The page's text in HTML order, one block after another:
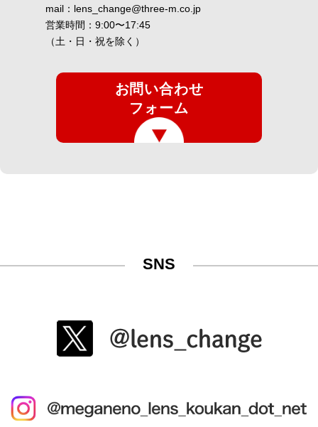
mail： lens_change@three-m.co.jp
営業時間：9:00〜17:45
（土・日・祝を除く）
お問い合わせ
フォーム
SNS